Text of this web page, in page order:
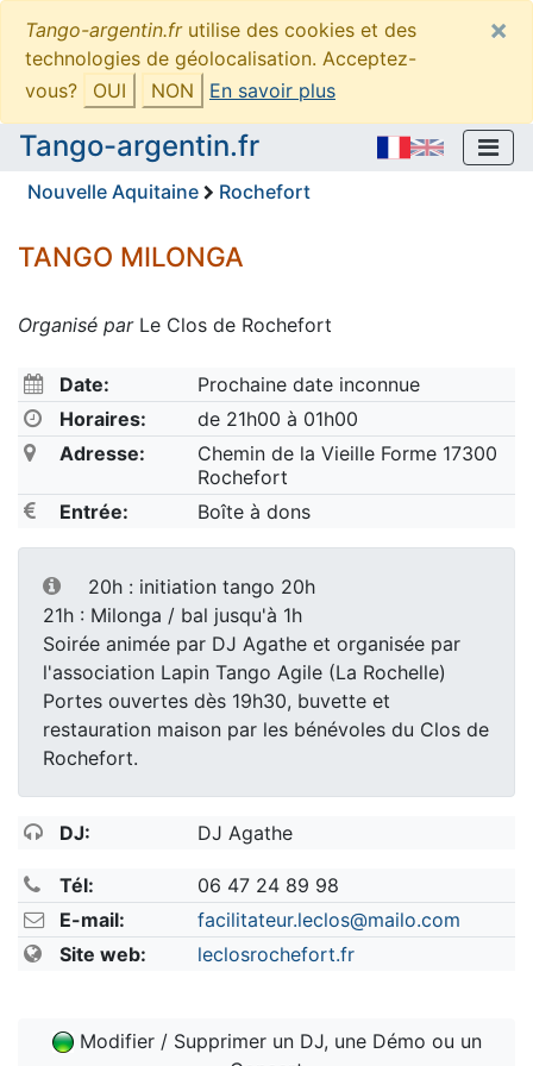
Tango-argentin.frutilise des cookies et des
technologies de géolocalisation. Acceptez-
vous?
OUI NON En savoir plus
×
Tango-argentin.fr
Nouvelle Aquitaine Rochefort
TANGO MILONGA
Organisé parLe Clos de Rochefort
Date:
Prochaine date inconnue
Horaires:
de 21h00 à 01h00
Adresse:
Chemin de la Vieille Forme 17300
Rochefort
Entrée:
Boîte à dons
20h : initiation tango 20h
21h : Milonga / bal jusqu'à 1h
Soirée animée par DJ Agathe et organisée par
l'association Lapin Tango Agile (La Rochelle)
Portes ouvertes dès 19h30, buvette et
restauration maison par les bénévoles du Clos de
Rochefort.
DJ: DJ Agathe
Tél:
06 47 24 89 98
E-mail:
facilitateur.leclos@mailo.com
Site web:
leclosrochefort.fr
Modifier / Supprimer un DJ, une Démo ou un